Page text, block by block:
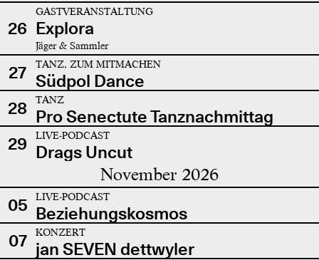
26
GASTVERANSTALTUNG
Explora
Jäger & Sammler
27 TANZ, ZUM MITMACHEN
Südpol Dance
28
TANZ
Pro Senectute Tanznachmittag
29
LIVE-PODCAST
Drags Uncut
November 2026
05 LIVE-PODCAST
Beziehungskosmos
07
KONZERT
jan SEVEN dettwyler